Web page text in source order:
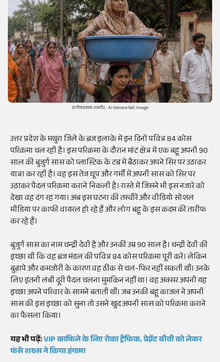
प्रतीकात्मक तस्वीर, AI Generated Image
उत्तर प्रदेश के मथुरा जिले के ब्रज इलाके में इन दिनों पवित्र 84 कोस
परिक्रमा चल रही है। इस परिक्रमा के दौरान मांट क्षेत्र में एक बहू अपनी 90
साल की बुजुर्ग सास को प्लास्टिक के टब में बैठाकर अपने सिर पर उठाकर
यात्रा कर रही है। वह इस तेज धूप और गर्मी में अपनी सास को सिर पर
उठाकर पैदल परिक्रमा कराने निकली है। रास्ते में जिसने भी इस नजारे को
देखा वह दंग रह गया। अब इस घटना की तस्वीरें और वीडियो सोशल
मीडिया पर काफी वायरल हो रहे हैं और लोग बहू के इस कदम की तारीफ
कर रहे हैं।
बुजुर्ग सास का नाम चन्द्री देवी है और उनकी उम्र 90 साल है। चन्द्री देवी की
इच्छा थी कि वह ब्रज मंडल की पवित्र 84 कोस परिक्रमा पूरी करें। लेकिन
बुढ़ापे और कमजोरी के कारण वह ठीक से चल-फिर नहीं सकती थीं। उनके
लिए इतनी लंबी दूरी पैदल चलना मुमकिन नहीं था। वह अक्सर अपनी यह
इच्छा अपने परिवार के सामने बताती थीं। जब उनकी बहू काजल ने अपनी
सास की इस इच्छा को सुना तो उसने खुद अपनी सास को परिक्रमा कराने
का फैसला किया।
यह भी पढ़ें:VIP काफिले के लिए रोका ट्रैफिक, प्रेग्नेंट बीवी को लेकर
फंसे शख्स ने किया हंगामा